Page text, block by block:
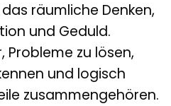
räumliche Denken,
und Geduld.
Probleme zu lösen,
und logisch
zusammengehören.